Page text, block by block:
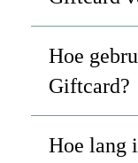
Hoe
Giftcard?
Hoe lang